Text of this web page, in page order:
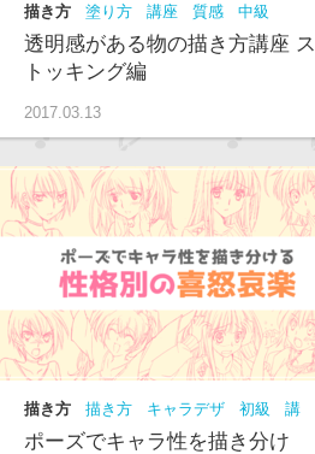
描き方 塗り方 講座 質感 中級
透明感がある物の描き方講座 ス
トッキング編
2017.03.13
描き方 描き方 キャラデザ 初級
講
座
ポーズでキャラ性を描き分け